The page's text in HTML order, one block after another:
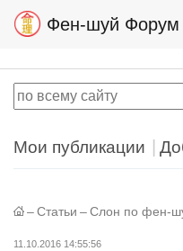
Фен-шуй Форум
Мои публикации
– Статьи – Слон по фен-
11.10.2016 14:55:56